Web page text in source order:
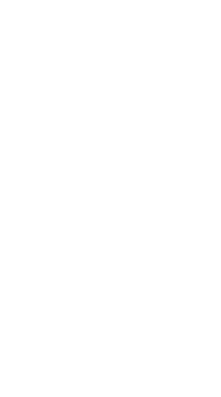
denník
odhalil dres,
otca
minút: Hrdinom
Torres sa
brániť nebude